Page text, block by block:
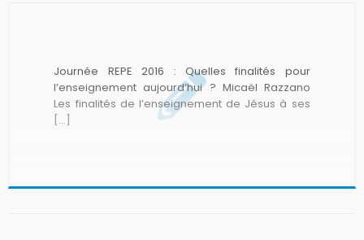
Journée REPE 2016 : Quelles finalités pour
l’enseignement aujourd’hui ? Micaël Razzano
Les finalités de l’enseignement de Jésus à ses
[…]